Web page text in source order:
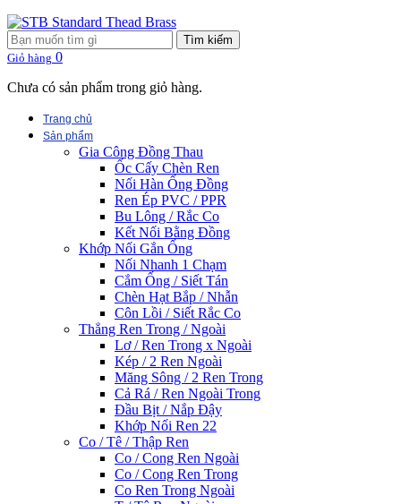
Tìm kiếm
Giỏ hàng 0
Chưa có sản phẩm trong giỏ hàng.
Trang chủ
Sản phẩm
Gia Công Đồng Thau
Ốc Cấy Chèn Ren
Nối Hàn Ống Đồng
Ren Ép PVC / PPR
Bu Lông / Rắc Co
Kết Nối Bằng Đồng
Khớp Nối Gắn Ống
Nối Nhanh 1 Chạm
Cắm Ống / Siết Tán
Chèn Hạt Bắp / Nhẫn
Côn Lồi / Siết Rắc Co
Thẳng Ren Trong / Ngoài
Lơ / Ren Trong x Ngoài
Kép / 2 Ren Ngoài
Măng Sông / 2 Ren Trong
Cả Rá / Ren Ngoài Trong
Đầu Bịt / Nắp Đậy
Khớp Nối Ren 22
Co / Tê / Thập Ren
Co / Cong Ren Ngoài
Co / Cong Ren Trong
Co Ren Trong Ngoài